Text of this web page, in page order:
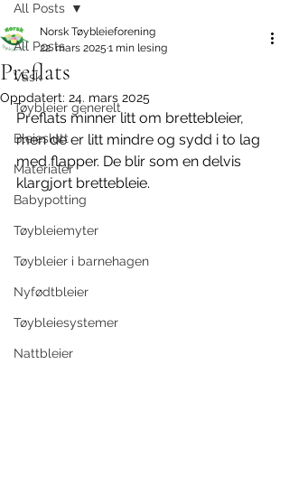
All Posts
Vask
Tøybleier generelt
Bleieslutt
Materialer
Babypotting
Tøybleiemyter
Tøybleier i barnehagen
Nyfødtbleier
Tøybleiesystemer
Nattbleier
All Posts
Preflats
Norsk Tøybleieforening
22. mars 2025 1 min lesing
Oppdatert: 24. mars 2025
Preflats minner litt om brettebleier,
men de er litt mindre og sydd i to lag
med flapper. De blir som en delvis
klargjort brettebleie.